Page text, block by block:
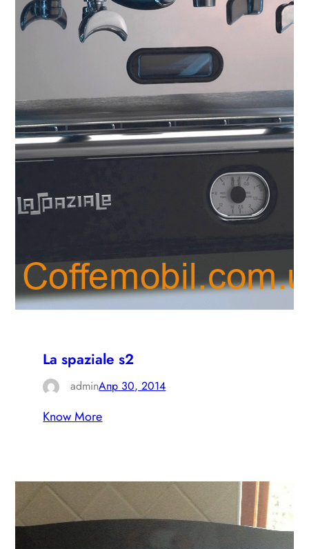
La spaziale s2
adminАпр 30, 2014
Know More